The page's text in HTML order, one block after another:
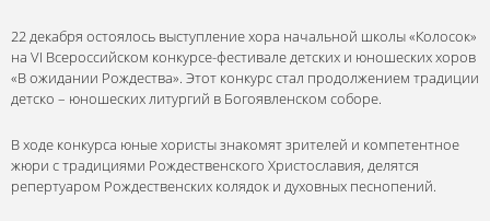
22 декабря остоялось выступление хора начальной школы «Колосок»
на VI Всероссийском конкурсе-фестивале детских и юношеских хоров
«В ожидании Рождества». Этот конкурс стал продолжением традиции
детско – юношеских литургий в Богоявленском соборе.
В ходе конкурса юные хористы знакомят зрителей и компетентное
жюри с традициями Рождественского Христославия, делятся
репертуаром Рождественских колядок и духовных песнопений.